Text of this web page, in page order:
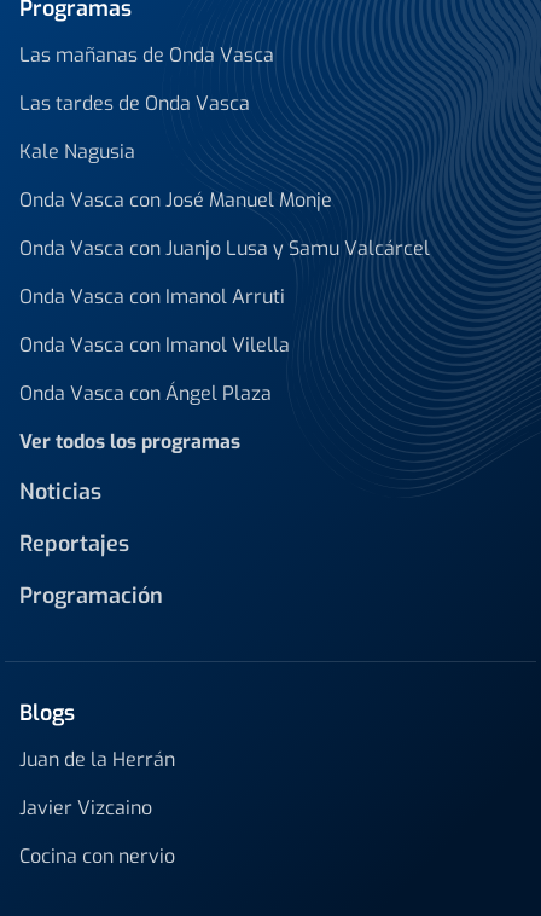
Programas
Las mañanas de Onda Vasca
Las tardes de Onda Vasca
Kale Nagusia
Onda Vasca con José Manuel Monje
Onda Vasca con Juanjo Lusa y Samu Valcárcel
Onda Vasca con Imanol Arruti
Onda Vasca con Imanol Vilella
Onda Vasca con Ángel Plaza
Ver todos los programas
Noticias
Reportajes
Programación
Blogs
Juan de la Herrán
Javier Vizcaino
Cocina con nervio